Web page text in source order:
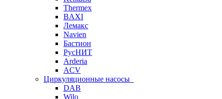
Thermex
BAXI
Лемакс
Navien
Бастион
РусНИТ
Arderia
ACV
Циркуляционные насосы
DAB
Wilo